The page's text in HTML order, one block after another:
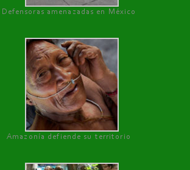
Defensoras amenazadas en México
Amazonía defiende su territorio